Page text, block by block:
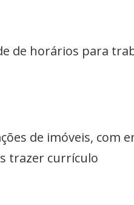
de horários para
de imóveis, com
trazer currículo